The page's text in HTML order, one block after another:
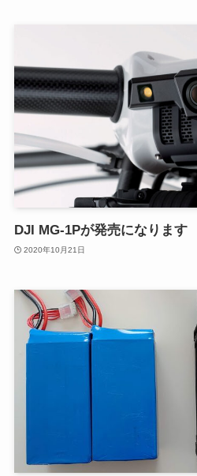
DJI MG-1Pが発売になります
2020年10月21日